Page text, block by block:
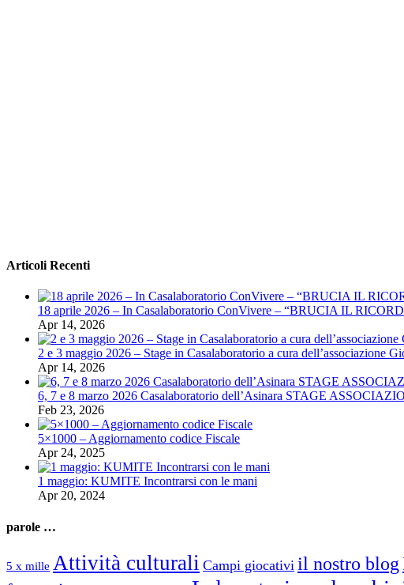
Articoli Recenti
18 aprile 2026 – In Casalaboratorio ConVivere – “BRUCIA IL
Apr 14, 2026
2 e 3 maggio 2026 – Stage in Casalaboratorio a cura dell’associazione
Apr 14, 2026
6, 7 e 8 marzo 2026 Casalaboratorio dell’Asinara STAGE
Feb 23, 2026
5×1000 – Aggiornamento codice Fiscale
Apr 24, 2025
1 maggio: KUMITE Incontrarsi con le mani
Apr 20, 2024
parole …
5 x mille Attività culturali Campi giocativi il nostro blog